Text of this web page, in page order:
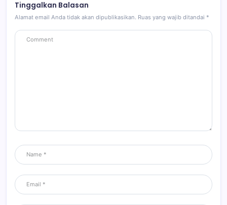
Tinggalkan Balasan
Alamat email Anda tidak akan dipublikasikan. Ruas yang wajib ditandai *